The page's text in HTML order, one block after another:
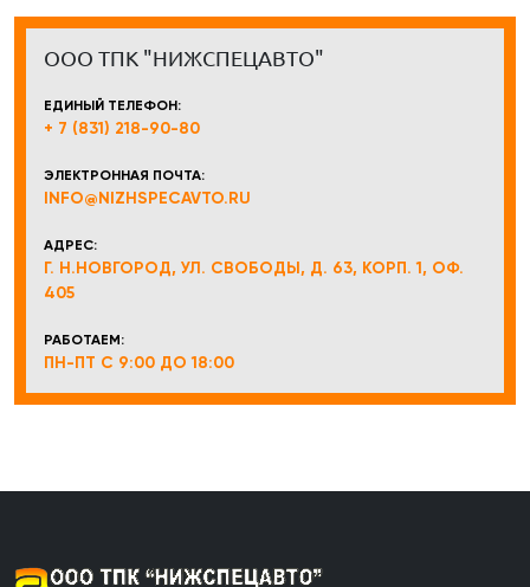
ООО ТПК "НИЖСПЕЦАВТО"
ЕДИНЫЙ ТЕЛЕФОН:
+ 7 (831) 218-90-80
ЭЛЕКТРОННАЯ ПОЧТА:
INFO@NIZHSPECAVTO.RU
АДРЕС:
Г. Н.НОВГОРОД, УЛ. СВОБОДЫ, Д. 63, КОРП. 1, ОФ.
405
РАБОТАЕМ:
ПН-ПТ С 9:00 ДО 18:00